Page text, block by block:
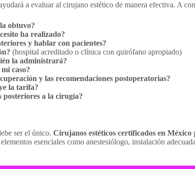
a evaluar al cirujano estético de manera efectiva. A
obtuvo?
ha realizado?
y hablar con pacientes?
(hospital acreditado o clínica con quirófano apropiado)
la administrará?
caso?
y las recomendaciones postoperatorias?
la tarifa?
posteriores a la cirugía?
ser el único. Cirujanos estéticos certificados en México
esenciales como anestesiólogo, instalación